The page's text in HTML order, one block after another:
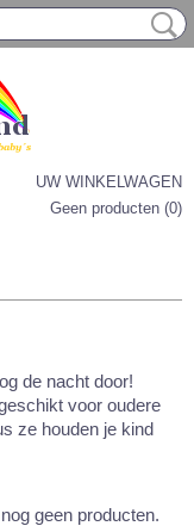
UW WINKELWAGEN
Geen producten (0)
de nacht door!
voor oudere
ze houden je kind
geen producten.